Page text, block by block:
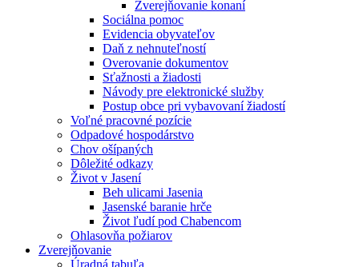
Zverejňovanie konaní
Sociálna pomoc
Evidencia obyvateľov
Daň z nehnuteľností
Overovanie dokumentov
Sťažnosti a žiadosti
Návody pre elektronické služby
Postup obce pri vybavovaní žiadostí
Voľné pracovné pozície
Odpadové hospodárstvo
Chov ošípaných
Dôležité odkazy
Život v Jasení
Beh ulicami Jasenia
Jasenské baranie hrče
Život ľudí pod Chabencom
Ohlasovňa požiarov
Zverejňovanie
Úradná tabuľa